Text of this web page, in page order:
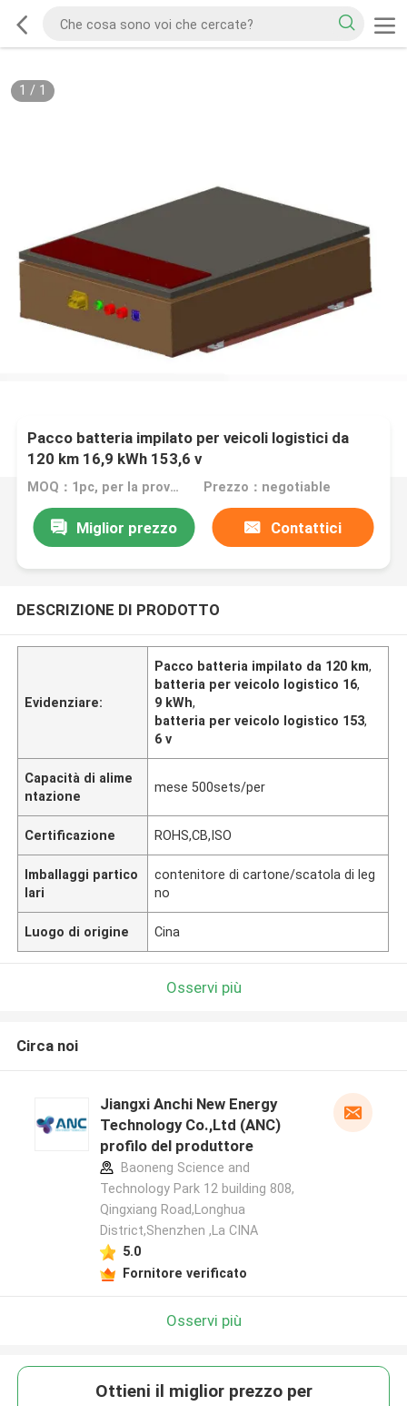
1 / 1
Pacco batteria impilato per veicoli logistici da
120 km 16,9 kWh 153,6 v
MOQ：1pc, per la prova di campione Prezzo：negotiable
Miglior prezzo Contattici
DESCRIZIONE DI PRODOTTO
Evidenziare:
Pacco batteria impilato da 120 km,
batteria per veicolo logistico 16,
9 kWh,
batteria per veicolo logistico 153,
6 v
Capacità di alime
ntazione
mese 500sets/per
Certificazione ROHS,CB,ISO
Imballaggi partico
lari
contenitore di cartone/scatola di leg
no
Luogo di origine Cina
Osservi più
Circa noi
Jiangxi Anchi New Energy
Technology Co.,Ltd (ANC)
profilo del produttore
Baoneng Science and
Technology Park 12 building 808,
Qingxiang Road,Longhua
District,Shenzhen ,La CINA
5.0
Fornitore verificato
Osservi più
Ottieni il miglior prezzo per